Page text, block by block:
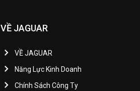
VỀ JAGUAR
VỀ JAGUAR
Năng Lực Kinh Doanh
Chính Sách Công Ty